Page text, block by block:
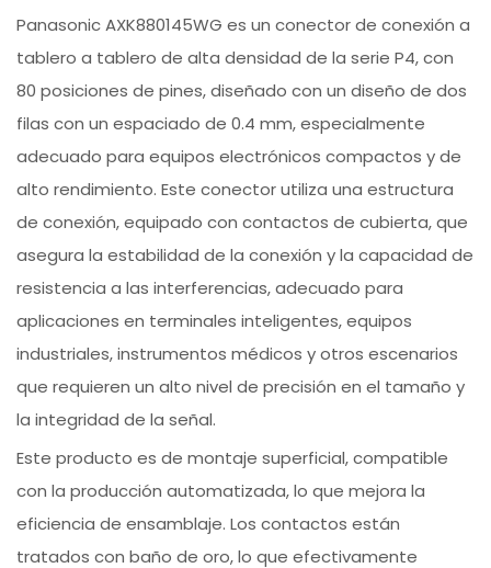
Panasonic AXK880145WG es un conector de conexión a
tablero a tablero de alta densidad de la serie P4, con
80 posiciones de pines, diseñado con un diseño de dos
filas con un espaciado de 0.4 mm, especialmente
adecuado para equipos electrónicos compactos y de
alto rendimiento. Este conector utiliza una estructura
de conexión, equipado con contactos de cubierta, que
asegura la estabilidad de la conexión y la capacidad de
resistencia a las interferencias, adecuado para
aplicaciones en terminales inteligentes, equipos
industriales, instrumentos médicos y otros escenarios
que requieren un alto nivel de precisión en el tamaño y
la integridad de la señal.
Este producto es de montaje superficial, compatible
con la producción automatizada, lo que mejora la
eficiencia de ensamblaje. Los contactos están
tratados con baño de oro, lo que efectivamente